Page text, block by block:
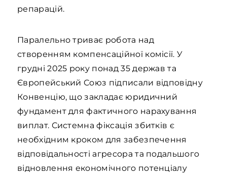
репарацій.
Паралельно триває робота над
створенням компенсаційної комісії. У
грудні 2025 року понад 35 держав та
Європейський Союз підписали відповідну
Конвенцію, що закладає юридичний
фундамент для фактичного нарахування
виплат. Системна фіксація збитків є
необхідним кроком для забезпечення
відповідальності агресора та подальшого
відновлення економічного потенціалу